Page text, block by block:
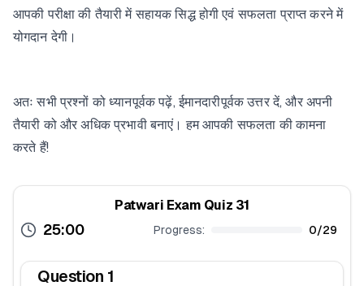
आपकी परीक्षा की तैयारी में सहायक सिद्ध होगी एवं सफलता प्राप्त करने में
योगदान देगी।
अतः सभी प्रश्नों को ध्यानपूर्वक पढ़ें, ईमानदारीपूर्वक उत्तर दें, और अपनी
तैयारी को और अधिक प्रभावी बनाएं। हम आपकी सफलता की कामना
करते हैं!
Patwari Exam Quiz 31
25:00 Progress: 0/29
Question 1